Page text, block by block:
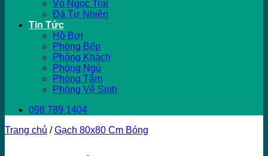
Vỏ Ngọc Trai
Đá Tự Nhiên
Tin Tức
Hồ Bơi
Phòng Bếp
Phòng Khách
Phòng Ngủ
Phòng Tắm
Phòng Vệ Sinh
098 789 1404
Trang chủ / Gạch 80x80 Cm Bóng